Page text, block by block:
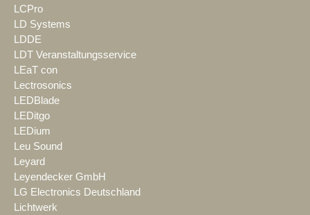
LCPro
LD Systems
LDDE
LDT Veranstaltungsservice
LEaT con
Lectrosonics
LEDBlade
LEDitgo
LEDium
Leu Sound
Leyard
Leyendecker GmbH
LG Electronics Deutschland
Lichtwerk